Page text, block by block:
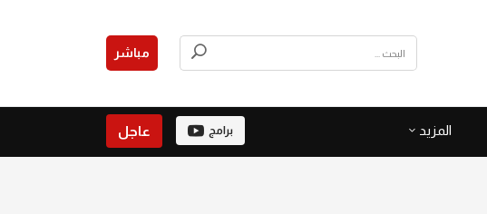
مباشر
المزيد برامج عاجل